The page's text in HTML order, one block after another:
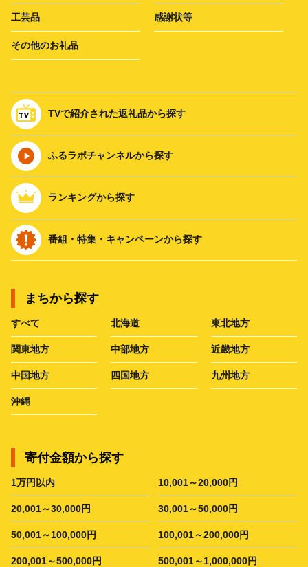
工芸品 感謝状等
その他のお礼品
TVで紹介された返礼品から探す
ふるラボチャンネルから探す
ランキングから探す
番組・特集・キャンペーンから探す
まちから探す
すべて 北海道 東北地方
関東地方 中部地方 近畿地方
中国地方 四国地方 九州地方
沖縄
寄付金額から探す
1万円以内 10,001～20,000円
20,001～30,000円 30,001～50,000円
50,001～100,000円 100,001～200,000円
200,001～500,000円 500,001～1,000,000円